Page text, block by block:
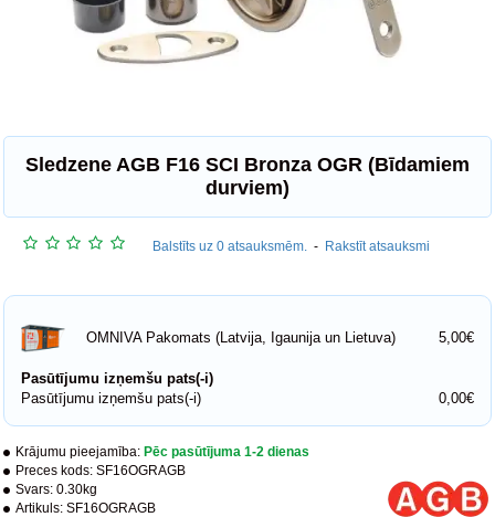
Sledzene AGB F16 SCI Bronza OGR (Bīdamiem
durviem)
Krājumu pieejamība: Pēc pasūtījuma 1-2 dienas
Preces kods: SF16OGRAGB
Svars: 0.30kg
Artikuls: SF16OGRAGB
Balstīts uz 0 atsauksmēm. - Rakstīt atsauksmi
OMNIVA Pakomats (Latvija, Igaunija un Lietuva) 5,00€
Pasūtījumu izņemšu pats(-i)
Pasūtījumu izņemšu pats(-i)
0,00€